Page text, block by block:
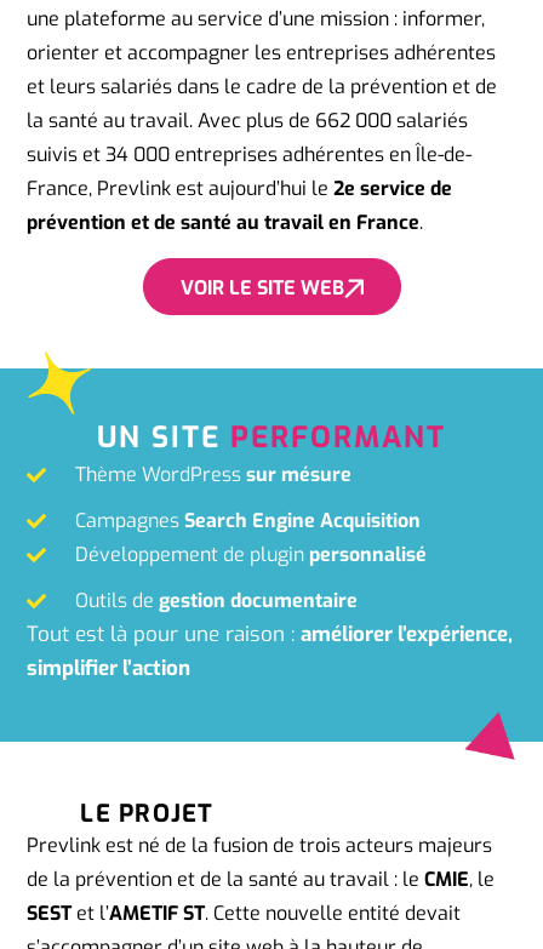
une plateforme au service d’une mission : informer,
orienter et accompagner les entreprises adhérentes
et leurs salariés dans le cadre de la prévention et de
la santé au travail. Avec plus de 662 000 salariés
suivis et 34 000 entreprises adhérentes en Île-de-
France, Prevlink est aujourd’hui le2e service de
prévention et de santé au travail en France.
VOIR LE SITE WEB
UN SITE PERFORMANT
Thème WordPresssur mésure
CampagnesSearch Engine Acquisition
Développement de plugin personnalisé
Outils degestion documentaire
Tout est là pour une raison :améliorer l’expérience,
simplifier l’action
LE PROJET
Prevlink est né de la fusion de trois acteurs majeurs
de la prévention et de la santé au travail : leCMIE, le
SESTet l’AMETIF ST. Cette nouvelle entité devait